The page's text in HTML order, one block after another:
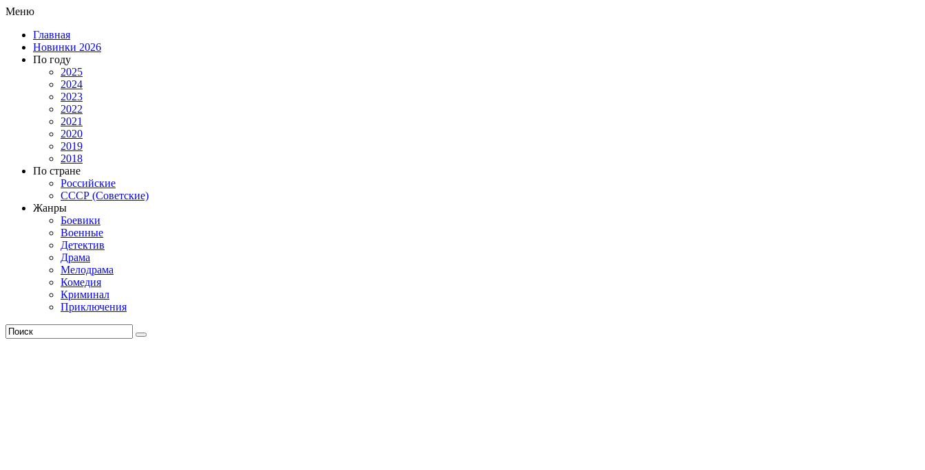
Меню
Главная
Новинки 2026
По году
2025
2024
2023
2022
2021
2020
2019
2018
По стране
Российские
СССР (Советские)
Жанры
Боевики
Военные
Детектив
Драма
Мелодрама
Комедия
Криминал
Приключения